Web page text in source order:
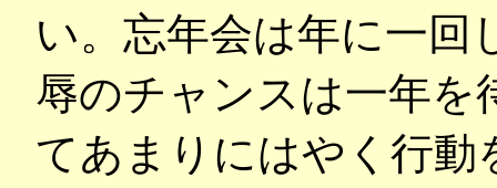
い。忘年会は年に一回
辱のチャンスは一年を
てあまりにはやく行動